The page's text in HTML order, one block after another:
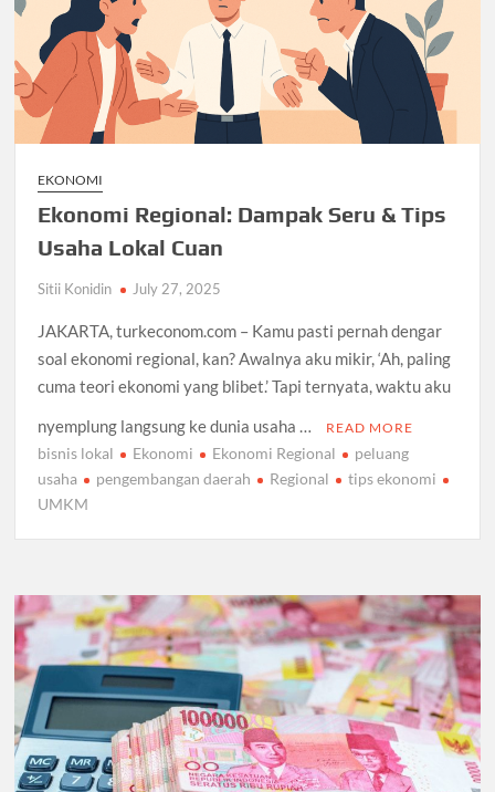
EKONOMI
Ekonomi Regional: Dampak Seru & Tips
Usaha Lokal Cuan
Sitii Konidin July 27, 2025
JAKARTA, turkeconom.com – Kamu pasti pernah dengar
soal ekonomi regional, kan? Awalnya aku mikir, ‘Ah, paling
cuma teori ekonomi yang blibet.’ Tapi ternyata, waktu aku
nyemplung langsung ke dunia usaha …
READ MORE
bisnis lokal Ekonomi Ekonomi Regional
peluang
usaha
pengembangan daerah Regional
tips ekonomi
UMKM